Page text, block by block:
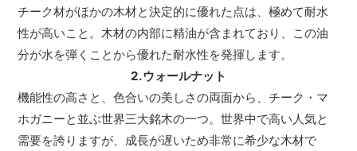
チーク材がほかの木材と決定的に優れた点は、極めて耐水
性が高いこと。木材の内部に精油が含まれており、この油
分が水を弾くことから優れた耐水性を発揮します。
2.ウォールナット
機能性の高さと、色合いの美しさの両面から、チーク・マ
ホガニーと並ぶ世界三大銘木の一つ。世界中で高い人気と
需要を誇りますが、成長が遅いため非常に希少な木材で